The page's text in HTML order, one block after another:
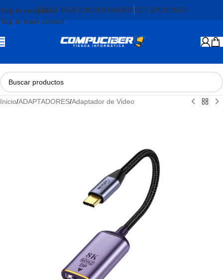
Skip to navigation
Skip to main content
PROD. REACONDICIONADOSCOTIZACIONES
Inicio/ADAPTADORES/Adaptador de Video